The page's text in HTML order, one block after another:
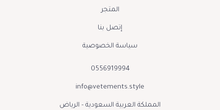
المتجر
إتصل بنا
سياسة الخصوصية
0556919994
info@vetements.style
المملكة العربية السعودية - الرياض